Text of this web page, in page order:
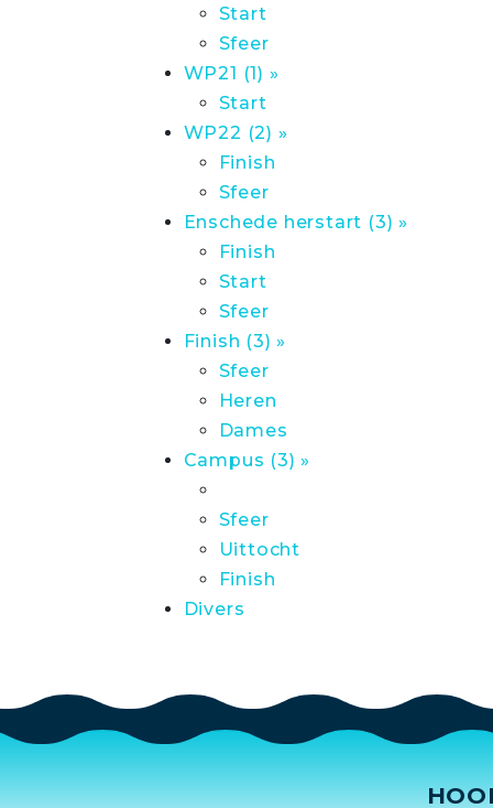
Start
Sfeer
WP21 (1) »
Start
WP22 (2) »
Finish
Sfeer
Enschede herstart (3) »
Finish
Start
Sfeer
Finish (3) »
Sfeer
Heren
Dames
Campus (3) »
Sfeer
Uittocht
Finish
Divers